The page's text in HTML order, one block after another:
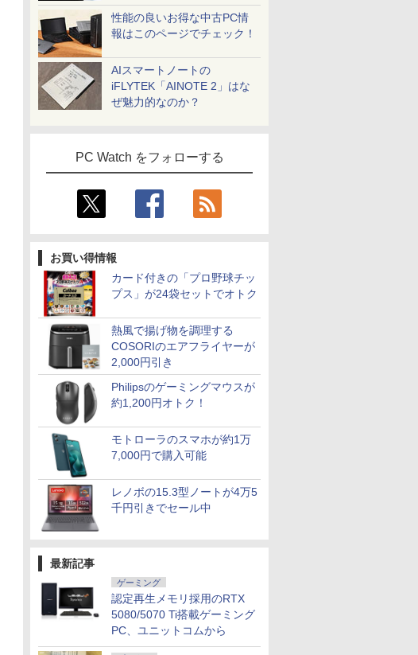
性能の良いお得な中古PC情
報はこのページでチェック！
AIスマートノートの
iFLYTEK「AINOTE 2」はな
ぜ魅力的なのか？
PC Watch をフォローする
お買い得情報
カード付きの「プロ野球チッ
プス」が24袋セットでオトク
熱風で揚げ物を調理する
COSORIのエアフライヤーが
2,000円引き
Philipsのゲーミングマウスが
約1,200円オトク！
モトローラのスマホが約1万
7,000円で購入可能
レノボの15.3型ノートが4万5
千円引きでセール中
最新記事
ゲーミング
認定再生メモリ採用のRTX
5080/5070 Ti搭載ゲーミング
PC、ユニットコムから